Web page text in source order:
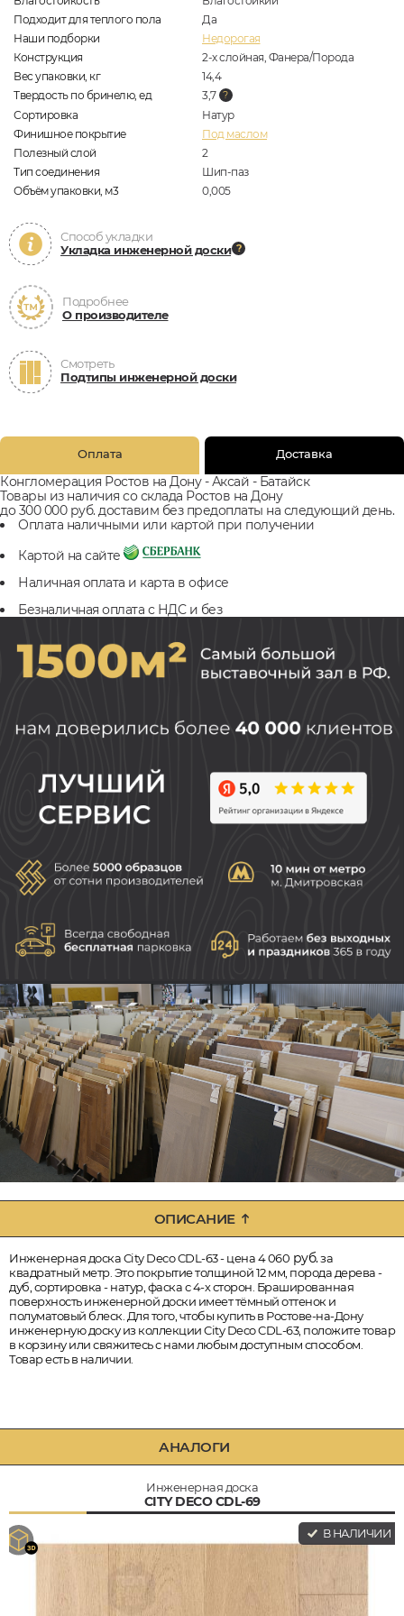
Подходит для теплого пола
Да
Наши подборки
Недорогая
Конструкция
2-х слойная, Фанера/Порода
Вес упаковки, кг
14,4
Твердость по бринелю, ед
3,7
Сортировка
Натур
Финишное покрытие
Под маслом
Полезный слой
2
Тип соединения
Шип-паз
Объём упаковки, м3
0,005
Способ укладки
Укладка инженерной доски
Подробнее
О производителе
Смотреть
Подтипы инженерной доски
Оплата Доставка
Конгломерация Ростов на Дону - Аксай - Батайск
Товары из наличия со склада Ростов на Дону
до 300 000 руб. доставим без предоплаты на следующий день.
Оплата наличными или картой при получении
Картой на сайте
Наличная оплата и карта в офисе
Безналичная оплата с НДС и без
ОПИСАНИЕ
Инженерная доска City Deco CDL-63 - цена 4 060 руб.за
квадратный метр. Это покрытие толщиной 12 мм, порода дерева -
дуб, сортировка - натур, фаска с 4-х сторон. Брашированная
поверхность инженерной доски имеет тёмный оттенок и
полуматовый блеск. Для того, чтобы купить в Ростове-на-Дону
инженерную доску из коллекции City Deco CDL-63, положите товар
в корзину или свяжитесь с нами любым доступным способом.
Товар есть в наличии.
АНАЛОГИ
Инженерная доска
CITY DECO CDL-69
В НАЛИЧИИ